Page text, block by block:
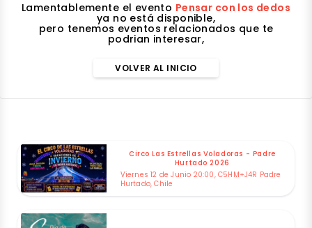
Lamentablemente el evento Pensar con los dedos
ya no está disponible,
pero tenemos eventos relacionados que te
podrian interesar,
VOLVER AL INICIO
Circo Las Estrellas Voladoras - Padre
Hurtado 2026
Viernes 12 de Junio 20:00, C5HM+J4R Padre
Hurtado, Chile